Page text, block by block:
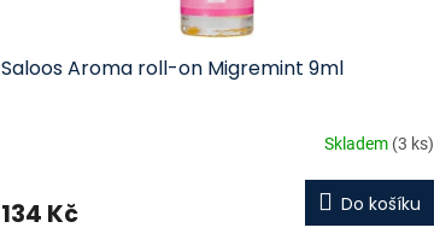
Saloos Aroma roll-on Migremint 9ml
Skladem (3 ks)
134 Kč Do košíku